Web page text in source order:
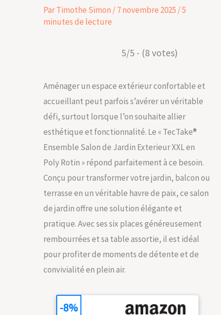
ParTimothe Simon /7 novembre 2025 /5
minutes de lecture
5/5 - (8 votes)
Aménager un espace extérieur confortable et
accueillant peut parfois s’avérer un véritable
défi, surtout lorsque l’on souhaite allier
esthétique et fonctionnalité. Le « TecTake®
Ensemble Salon de Jardin Exterieur XXL en
Poly Rotin » répond parfaitement à ce besoin.
Conçu pour transformer votre jardin, balcon ou
terrasse en un véritable havre de paix, ce salon
de jardin offre une solution élégante et
pratique. Avec ses six places généreusement
rembourrées et sa table assortie, il est idéal
pour profiter de moments de détente et de
convivialité en plein air.
-8%